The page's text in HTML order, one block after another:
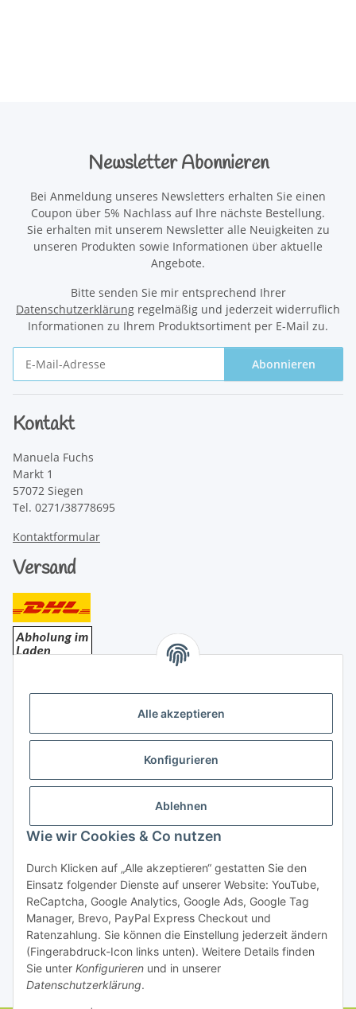
Alle akzeptieren
Konfigurieren
Ablehnen
Wie wir Cookies & Co nutzen
Durch Klicken auf „Alle akzeptieren“ gestatten Sie den
Einsatz folgender Dienste auf unserer Website: YouTube,
ReCaptcha, Google Analytics, Google Ads, Google Tag
Manager, Brevo, PayPal Express Checkout und
Ratenzahlung. Sie können die Einstellung jederzeit ändern
(Fingerabdruck-Icon links unten). Weitere Details finden
Sie unter Konfigurieren und in unserer
Datenschutzerklärung.
Newsletter Abonnieren
Bei Anmeldung unseres Newsletters erhalten Sie einen
Coupon über 5% Nachlass auf Ihre nächste Bestellung.
Sie erhalten mit unserem Newsletter alle Neuigkeiten zu
unseren Produkten sowie Informationen über aktuelle
Angebote.
Bitte senden Sie mir entsprechend Ihrer
Datenschutzerklärung regelmäßig und jederzeit widerruflich
Informationen zu Ihrem Produktsortiment per E-Mail zu.
Abonnieren
Kontakt
Manuela Fuchs
Markt 1
57072 Siegen
Tel. 0271/38778695
Kontaktformular
Versand
Rechtliches
Vertrag widerrufen
* Alle Preise inkl. gesetzlicher USt., zzgl.